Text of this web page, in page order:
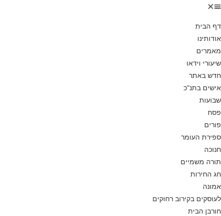
דף הבית
אודותינו
מאמרים
שיעורי וידאו
חדש באתר
אישים בתנ”כ
שבועות
פסח
פורים
ספירת העומר
חנוכה
תורה משמיים
חג החירות
אמונה
לעוסקים בקירוב רחוקים
חורבן הבית